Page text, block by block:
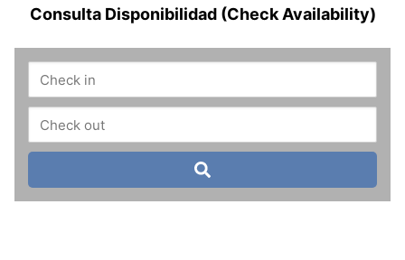
Consulta Disponibilidad (Check Availability)